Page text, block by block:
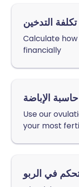
التدخين
Calculate
financially
حاسبة الإباضة
Use our
your most